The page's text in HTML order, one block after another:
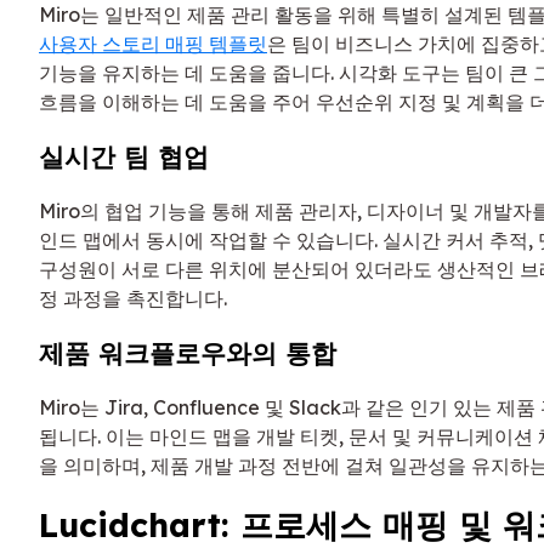
Miro는 일반적인 제품 관리 활동을 위해 특별히 설계된 템
사용자 스토리 매핑 템플릿은 팀이 비즈니스 가치에 집중
기능을 유지하는 데 도움을 줍니다. 시각화 도구는 팀이 큰
흐름을 이해하는 데 도움을 주어 우선순위 지정 및 계획을
실시간 팀 협업
Miro의 협업 기능을 통해 제품 관리자, 디자이너 및 개발자
인드 맵에서 동시에 작업할 수 있습니다. 실시간 커서 추적,
구성원이 서로 다른 위치에 분산되어 있더라도 생산적인
정 과정을 촉진합니다.
제품 워크플로우와의 통합
Miro는 Jira, Confluence 및 Slack과 같은 인기 있는 제품
됩니다. 이는 마인드 맵을 개발 티켓, 문서 및 커뮤니케이션
을 의미하며, 제품 개발 과정 전반에 걸쳐 일관성을 유지하
Lucidchart: 프로세스 매핑 및 워